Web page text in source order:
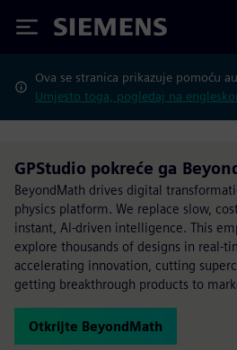
Siemens
Ova se stranica prikazuje pomoću
Umjesto toga, pogledaj na
GPStudio pokreće ga
BeyondMath drives digital
physics platform. We replace slow,
instant, AI-driven intelligence. This
explore thousands of designs in real-
accelerating innovation, cutting
getting breakthrough products to
Otkrijte BeyondMath